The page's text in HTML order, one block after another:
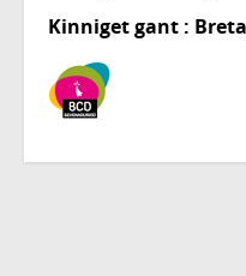
Kinniget gant :